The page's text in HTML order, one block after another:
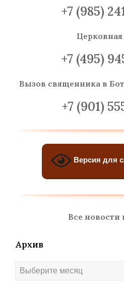
+7 (985)
+7 (495)
Вызов священника в
+7 (901)
Версия для
Все новости
Архив
Архив